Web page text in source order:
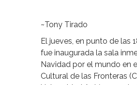
~Tony Tirado
El jueves, en punto de las
fue inaugurada la sala
Navidad por el mundo en
Cultural de las Fronteras